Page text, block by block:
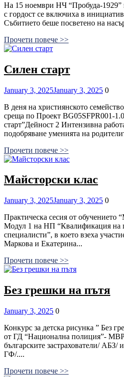
На 15 ноември НЧ “Пробуда-
с гордост се включиха в
Събитието беше посветено на
Прочети повече >>
Силен старт
Posted
January 3, 2025January 3, 2025 0
В деня на християнското
среща по Проект BG05SFPR001-
старт”Дейност 2 Интензивна
подобряване уменията на
Прочети повече >>
Майсторски клас
Posted
January 3, 2025January 3, 2025 0
Практическа сесия от обучението
Модул 1 на НП “Квалификация на
специалисти”, в което взеха
Маркова и Екатерина...
Прочети повече >>
Без грешки на пътя
Posted
January 3, 2025Comments
0
Конкурс за детска рисунка ” Без
от ГД “Национална полиция”-
българските застрахователи/
ГФ/....
Прочети повече >>